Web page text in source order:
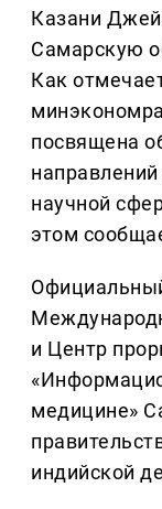
Казани
Самарскую
Как
посвящена
научной
этом
и Центр
медицине»
индийской